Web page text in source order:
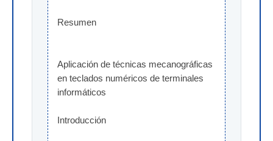
Resumen
Aplicación de técnicas mecanográficas
en teclados numéricos de terminales
informáticos
Introducción